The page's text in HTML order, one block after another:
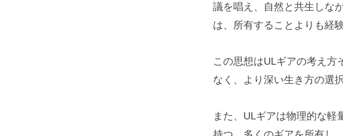
議を唱え、自然と共生しな
は、所有することよりも経
この思想はULギアの考え方
なく、より深い生き方の選
また、ULギアは物理的な軽